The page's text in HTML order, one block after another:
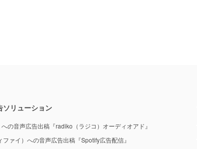
ソリューション
の音声広告出稿『radiko（ラジコ）オーディオアド』
ァイ）への音声広告出稿『Spotify広告配信』